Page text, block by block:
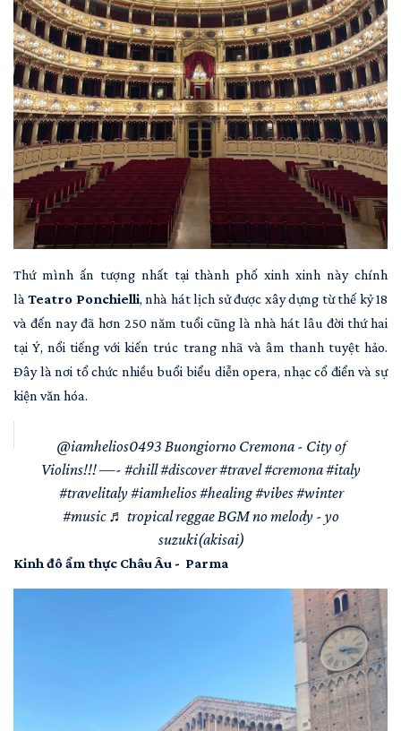
Thứ mình ấn tượng nhất tại thành phố xinh xinh này chính
làTeatro Ponchielli, nhà hát lịch sử được xây dựng từ thế kỷ 18
và đến nay đã hơn 250 năm tuổi cũng là nhà hát lâu đời thứ hai
tại Ý, nổi tiếng với kiến trúc trang nhã và âm thanh tuyệt hảo.
Đây là nơi tổ chức nhiều buổi biểu diễn opera, nhạc cổ điển và sự
kiện văn hóa.
@iamhelios0493 Buongiorno Cremona - City of
Violins!!! —- #chill#discover#travel#cremona#italy
#travelitaly#iamhelios#healing#vibes#winter
#music ♬ tropical reggae BGM no melody - yo
suzuki(akisai)
Kinh đô ẩm thực Châu Âu - Parma